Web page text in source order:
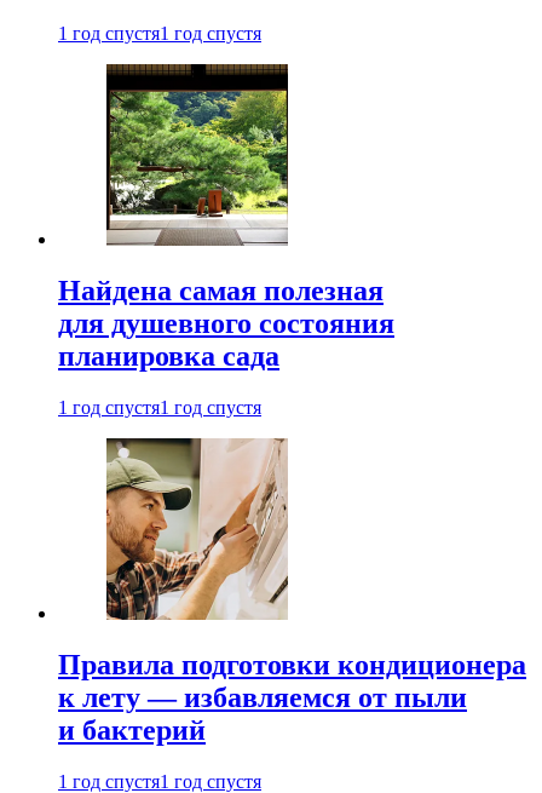
1 год спустя1 год спустя
Найдена самая полезная
для душевного состояния
планировка сада
1 год спустя1 год спустя
Правила подготовки кондиционера
к лету — избавляемся от пыли
и бактерий
1 год спустя1 год спустя